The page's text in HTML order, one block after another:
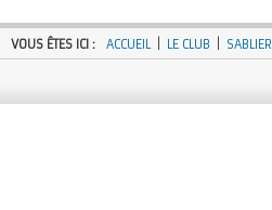
VOUS ÊTES ICI : ACCUEIL LE CLUB SABLIER